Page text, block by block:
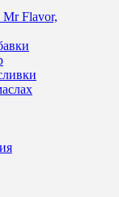
Flavor,